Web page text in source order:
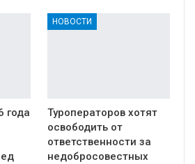
года
НОВОСТИ
Туроператоров хотят
освободить от
ответственности за
недобросовестных